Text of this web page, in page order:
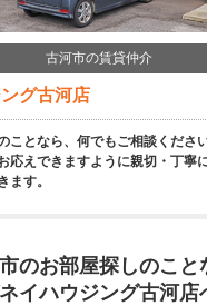
古河市の賃貸仲介
グ古河店
ことなら、何でもご相談くださ
応えできますように親切・丁寧
ます。
のお部屋探しのこと
イハウジング古河店